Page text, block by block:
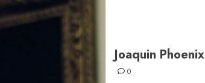
Joaquin
0